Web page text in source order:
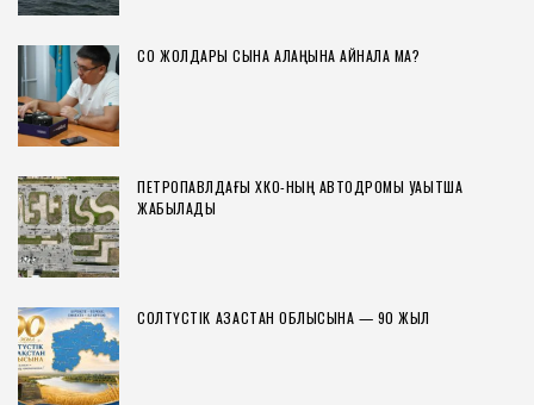
СҚО ЖОЛДАРЫ СЫНАҚ АЛАҢЫНА АЙНАЛА МА?
ПЕТРОПАВЛДАҒЫ ХҚКО-НЫҢ АВТОДРОМЫ УАҚЫТША
ЖАБЫЛАДЫ
СОЛТҮСТІК ҚАЗАҚСТАН ОБЛЫСЫНА — 90 ЖЫЛ